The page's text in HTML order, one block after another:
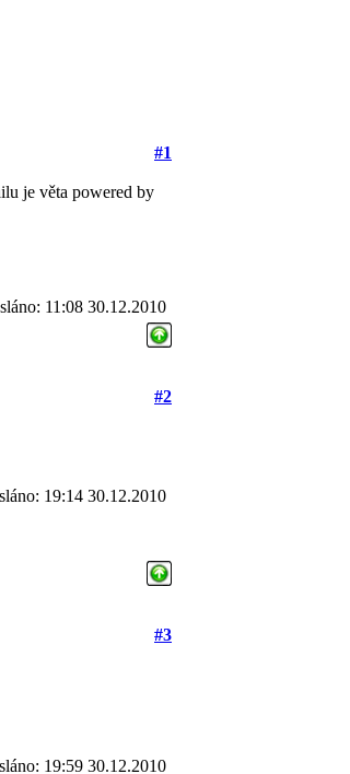
#1
je věta powered by
11:08 30.12.2010
#2
19:14 30.12.2010
#3
19:59 30.12.2010